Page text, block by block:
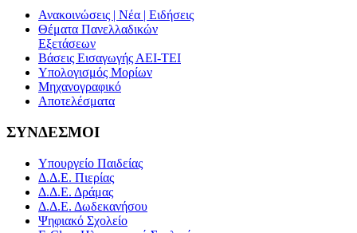
Ανακοινώσεις | Νέα | Ειδήσεις
Θέματα Πανελλαδικών
Εξετάσεων
Βάσεις Εισαγωγής ΑΕΙ-ΤΕΙ
Υπολογισμός Μορίων
Μηχανογραφικό
Αποτελέσματα
ΣΥΝΔΕΣΜΟΙ
Υπουργείο Παιδείας
Δ.Δ.Ε. Πιερίας
Δ.Δ.Ε. Δράμας
Δ.Δ.Ε. Δωδεκανήσου
Ψηφιακό Σχολείο